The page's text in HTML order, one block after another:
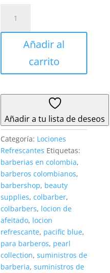
Refrescante
Pacific
Collection
cantidad
Añadir al
carrito
Añadir a tu lista de deseos
Categoría: Lociones
Refrescantes Etiquetas:
barberias en colombia,
barberos colombianos,
barbershop, beauty
supplies,colbarber,
colbarbers, locion de
afeitado, locion
refrescante, pacific blue,
para barberos, pearl
collection,suministros de
barberia,suministros de